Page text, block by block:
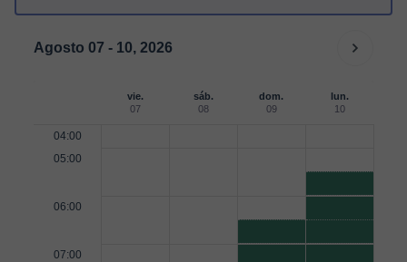
Agosto 07 - 10, 2026
vie.
07
sáb.
08
dom.
09
lun.
10
04:00
05:00
06:00
07:00